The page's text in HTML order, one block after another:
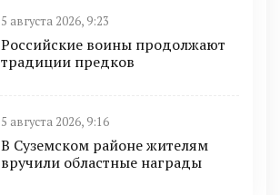
5 августа 2026, 9:23
Российские воины продолжают
традиции предков
5 августа 2026, 9:16
В Суземском районе жителям
вручили областные награды